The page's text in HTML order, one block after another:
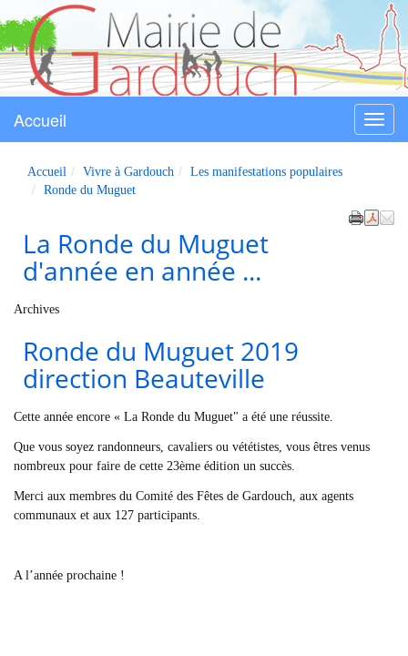
Gardouch Menu
Accueil
Accueil Vivre à Gardouch
Les manifestations populaires
Ronde du Muguet
La Ronde du Muguet
d'année en année ...
Archives
Ronde du Muguet 2019
direction Beauteville
Cette année encore « La Ronde du Muguet" a été une réussite.
Que vous soyez randonneurs, cavaliers ou vététistes, vous êtres venus
nombreux pour faire de cette 23ème édition un succès.
Merci aux membres du Comité des Fêtes de Gardouch, aux agents
communaux et aux 127 participants.
A l’année prochaine !